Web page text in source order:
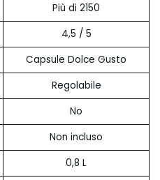
Più di 2150
4,5 / 5
Capsule Dolce Gusto
Regolabile
No
Non incluso
0,8 L